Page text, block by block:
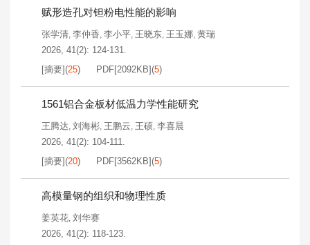
赋形造孔对钽粉电性能的影响
张学清, 李仲香, 李小平, 王晓东, 王玉娜, 黄瑞
2026, 41(2): 124-131.
[摘要](25) PDF[2092KB](5)
1561铝合金板材低温力学性能研究
王腾达, 刘海彬, 王鹏云, 王硕, 李喜晨
2026, 41(2): 104-111.
[摘要](20) PDF[3562KB](5)
高模量钢的组织和物理性质
姜英花, 刘华赛
2026, 41(2): 118-123.